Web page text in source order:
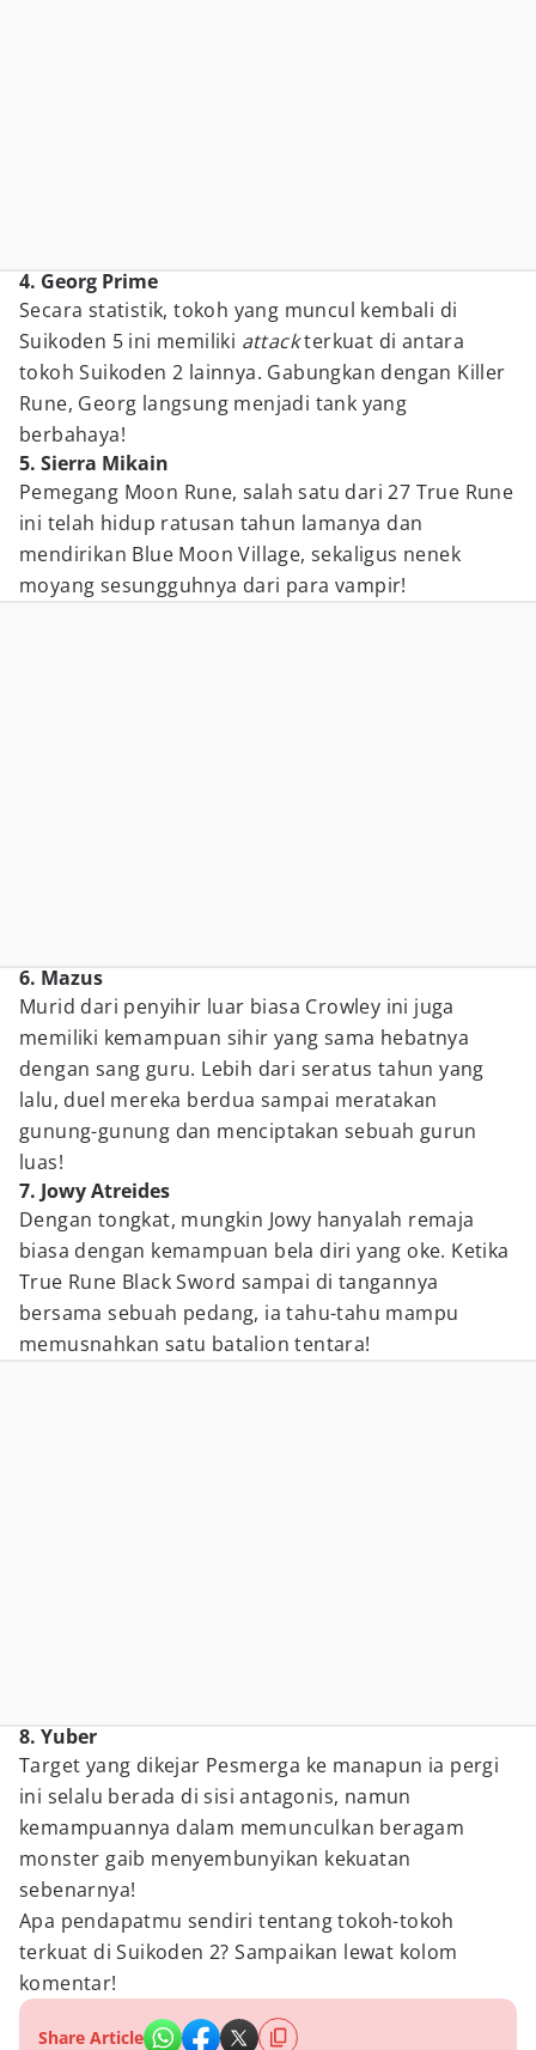
4. Georg Prime
Secara statistik, tokoh yang muncul kembali di
Suikoden 5 ini memiliki attackterkuat di antara
tokoh Suikoden 2 lainnya. Gabungkan dengan Killer
Rune, Georg langsung menjadi tank yang
berbahaya!
5. Sierra Mikain
Pemegang Moon Rune, salah satu dari 27 True Rune
ini telah hidup ratusan tahun lamanya dan
mendirikan Blue Moon Village, sekaligus nenek
moyang sesungguhnya dari para vampir!
6. Mazus
Murid dari penyihir luar biasa Crowley ini juga
memiliki kemampuan sihir yang sama hebatnya
dengan sang guru. Lebih dari seratus tahun yang
lalu, duel mereka berdua sampai meratakan
gunung-gunung dan menciptakan sebuah gurun
luas!
7. Jowy Atreides
Dengan tongkat, mungkin Jowy hanyalah remaja
biasa dengan kemampuan bela diri yang oke. Ketika
True Rune Black Sword sampai di tangannya
bersama sebuah pedang, ia tahu-tahu mampu
memusnahkan satu batalion tentara!
8. Yuber
Target yang dikejar Pesmerga ke manapun ia pergi
ini selalu berada di sisi antagonis, namun
kemampuannya dalam memunculkan beragam
monster gaib menyembunyikan kekuatan
sebenarnya!
Apa pendapatmu sendiri tentang tokoh-tokoh
terkuat di Suikoden 2? Sampaikan lewat kolom
komentar!
Share Article